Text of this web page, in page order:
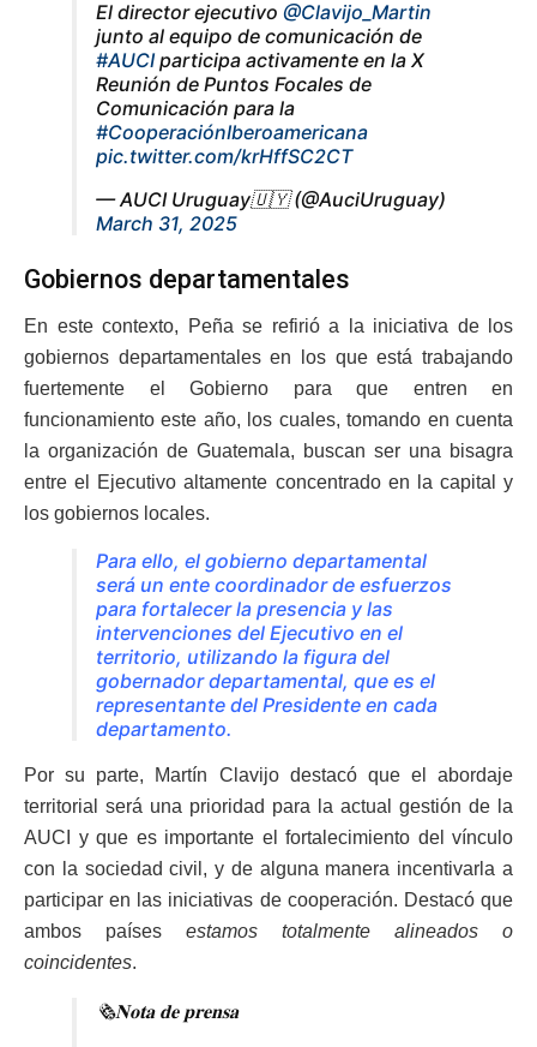
El director ejecutivo @Clavijo_Martin
junto al equipo de comunicación de
#AUCIparticipa activamente en la X
Reunión de Puntos Focales de
Comunicación para la
#CooperaciónIberoamericana
pic.twitter.com/krHffSC2CT
— AUCI Uruguay🇺🇾 (@AuciUruguay)
March 31, 2025
Gobiernos departamentales
En este contexto, Peña se refirió a la iniciativa de los
gobiernos departamentales en los que está trabajando
fuertemente el Gobierno para que entren en
funcionamiento este año, los cuales, tomando en cuenta
la organización de Guatemala, buscan ser una bisagra
entre el Ejecutivo altamente concentrado en la capital y
los gobiernos locales.
Para ello, el gobierno departamental
será un ente coordinador de esfuerzos
para fortalecer la presencia y las
intervenciones del Ejecutivo en el
territorio, utilizando la figura del
gobernador departamental, que es el
representante del Presidente en cada
departamento.
Por su parte, Martín Clavijo destacó que el abordaje
territorial será una prioridad para la actual gestión de la
AUCI y que es importante el fortalecimiento del vínculo
con la sociedad civil, y de alguna manera incentivarla a
participar en las iniciativas de cooperación. Destacó que
ambos países estamos totalmente alineados o
coincidentes.
🗞️𝐍𝐨𝐭𝐚 𝐝𝐞 𝐩𝐫𝐞𝐧𝐬𝐚